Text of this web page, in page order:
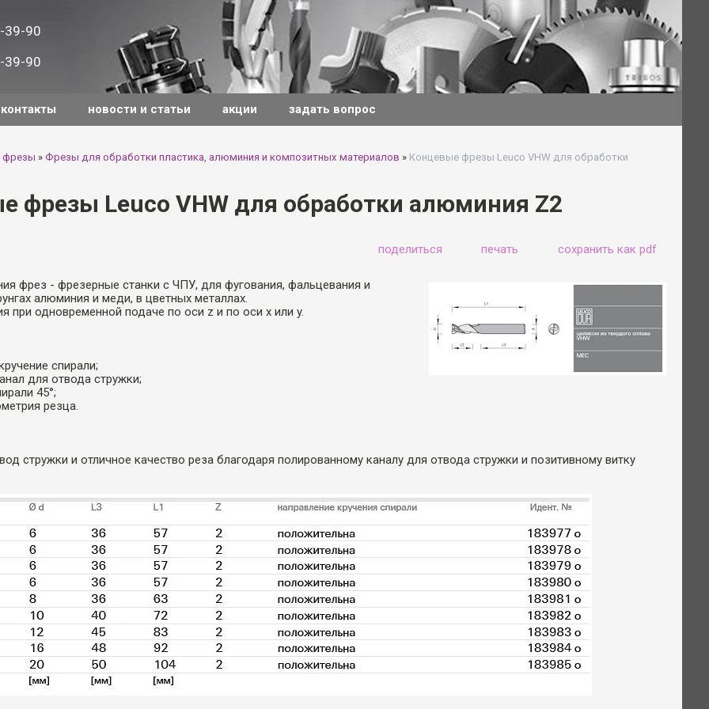
39-90
39-90
контакты новости и статьи акции задать вопрос
фрезы » Фрезы для обработки пластика, алюминия и композитных материалов » Концевые фрезы Leuco VHW для обработки
фрезы Leuco VHW для обработки алюминия Z2
поделиться печать сохранить как pdf
фрез - фрезерные станки с ЧПУ, для фугования, фальцевания и
алюминия и меди, в цветных металлах.
при одновременной подаче по оси z и по оси x или y.
спирали;
для отвода стружки;
45°;
резца.
стружки и отличное качество реза благодаря полированному каналу для отвода стружки и позитивному витку